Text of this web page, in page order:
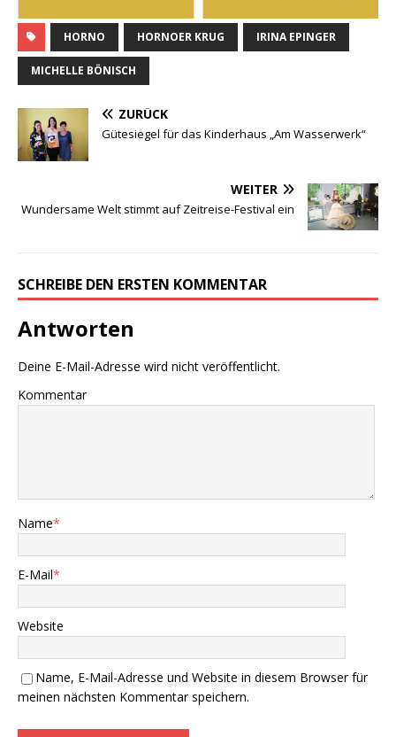
HORNO HORNOER KRUG IRINA EPINGER
MICHELLE BÖNISCH
ZURÜCK
Gütesiegel für das Kinderhaus „Am Wasserwerk“
WEITER
Wundersame Welt stimmt auf Zeitreise-Festival ein
SCHREIBE DEN ERSTEN KOMMENTAR
Antworten
Deine E-Mail-Adresse wird nicht veröffentlicht.
Kommentar
Name*
E-Mail*
Website
Name, E-Mail-Adresse und Website in diesem Browser für
meinen nächsten Kommentar speichern.